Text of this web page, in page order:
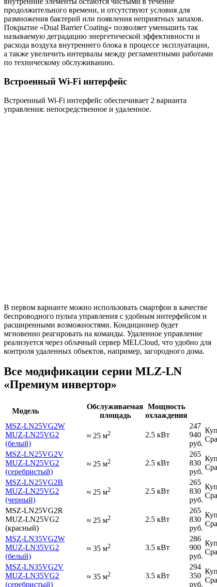
продолжительного времени, и отсутствуют условия для
размножения бактерий или появления неприятных запахов.
Покрытие «Dual Barrier Coating» позволяет уменьшить так
называемую деградацию энергетической эффективности и
расхода воздуха внутреннего блока в процессе эксплуатации,
а также увеличить интервалы между регламентными работами
по техническому обслуживанию.
Встроенный Wi-Fi интерфейс
Встроенный Wi-Fi интерфейс обеспечивает 2 варианта
управления: непосредственное и удаленное.
В первом варианте можно использовать смартфон в качестве
беспроводного пульта управления с удобным интерфейсом и
расширенными возможностями. Кондиционер будет
мгновенно реагировать на команды. Удаленное управление
реализуется через облачный сервер MELCloud, что удобно для
контроля удаленных объектов, например, загородного дома.
Все модификации серии MLZ-LN
«Премиум инвертор»
Модель
Обслуживаемая
площадь
Мощность
охлаждения
MSZ-LN25VG2W
MUZ-LN25VG2
(белый)
≈ 25 м2 2.5 кВт
247
940
руб.
MSZ-LN25VG2V
MUZ-LN25VG2
(серебристый)
≈ 25 м2 2.5 кВт
265
830
руб.
MSZ-LN25VG2B
MUZ-LN25VG2
(черный)
≈ 25 м2 2.5 кВт
265
830
руб.
MSZ-LN25VG2R
MUZ-LN25VG2
(красный)
≈ 25 м2 2.5 кВт
265
830
руб.
MSZ-LN35VG2W
MUZ-LN35VG2
(белый)
≈ 35 м2 3.5 кВт
286
900
руб.
MSZ-LN35VG2V
MUZ-LN35VG2
(серебристый)
≈ 35 м2 3.5 кВт
294
350
руб.